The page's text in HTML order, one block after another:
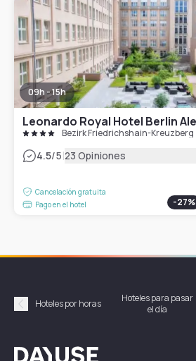
09h - 15h
Bezirk Friedrichshain-Kreuzberg
4.5/5|23 Opiniones
Cancelación gratuita
Pago en el hotel
-27%
Précédent
Hoteles por horas
Hoteles para pasar
el día
Dayuse